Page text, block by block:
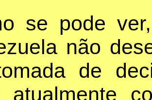
se pode
não
de
atualmente